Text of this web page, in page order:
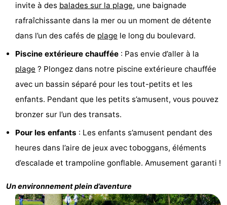
vélo
Équitation
Terrains
golf
Surfen
Peche
Sportive
Equitation
Boire
Événements
Forum
invite à des balades sur la plage, une baignade
rafraîchissante dans la mer ou un moment de détente
dans l’un des cafés de plage le long du boulevard.
Piscine extérieure chauffée : Pas envie d’aller à la
plage ? Plongez dans notre piscine extérieure chauffée
avec un bassin séparé pour les tout-petits et les
enfants. Pendant que les petits s’amusent, vous pouvez
bronzer sur l’un des transats.
Pour les enfants : Les enfants s’amusent pendant des
heures dans l’aire de jeux avec toboggans, éléments
d’escalade et trampoline gonflable. Amusement garanti !
Un environnement plein d’aventure